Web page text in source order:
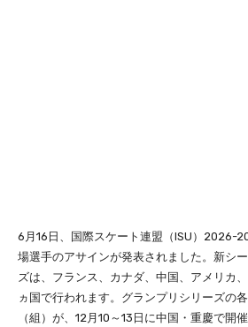
6月16日、国際スケート連盟（ISU）2026-
場選手のアサインが発表されました。新シ
ズは、フランス、カナダ、中国、アメリカ
ヵ国で行われます。グランプリシリーズの
（組）が、12月10～13日に中国・重慶で開